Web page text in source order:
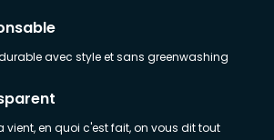
avec style et sans greenwashing
vient, en quoi c'est fait, on vous dit tout